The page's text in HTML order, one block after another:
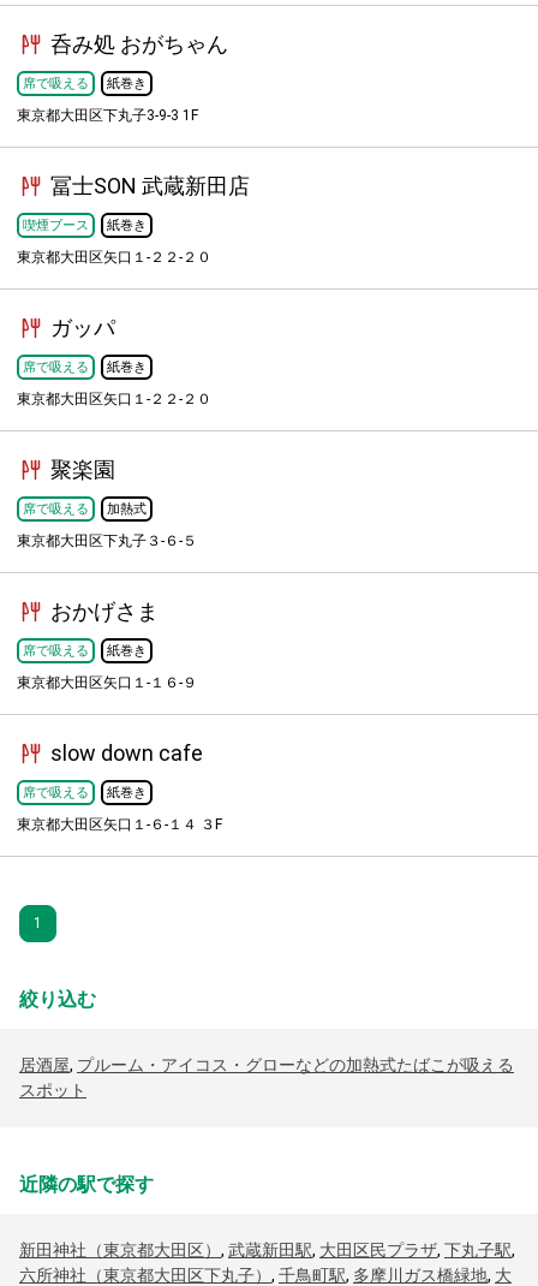
呑み処 おがちゃん
席で吸える 紙巻き
東京都大田区下丸子3-9-3 1F
冨士SON 武蔵新田店
喫煙ブース 紙巻き
東京都大田区矢口１-２２-２０
ガッパ
席で吸える 紙巻き
東京都大田区矢口１-２２-２０
聚楽園
席で吸える 加熱式
東京都大田区下丸子３-６-５
おかげさま
席で吸える 紙巻き
東京都大田区矢口１-１６-９
slow down cafe
席で吸える 紙巻き
東京都大田区矢口１-６-１４ ３F
1
絞り込む
居酒屋, プルーム・アイコス・グローなどの加熱式たばこが吸える
スポット
近隣の駅で探す
新田神社（東京都大田区） , 武蔵新田駅, 大田区民プラザ, 下丸子駅,
六所神社（東京都大田区下丸子） , 千鳥町駅, 多摩川ガス橋緑地, 大